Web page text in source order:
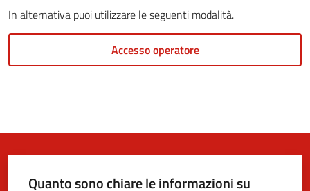
line
Tutti
In alternativa puoi utilizzare le seguenti modalità.
Accesso operatore
Quanto sono chiare le informazioni su